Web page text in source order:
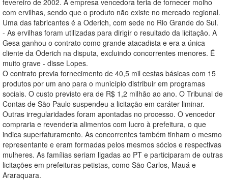
fevereiro de 2002. A empresa vencedora teria de fornecer molho
com ervilhas, sendo que o produto não existe no mercado regional.
Uma das fabricantes é a Oderich, com sede no Rio Grande do Sul.
- As ervilhas foram utilizadas para dirigir o resultado da licitação. A
Gesa ganhou o contrato como grande atacadista e era a única
cliente da Oderich na disputa, excluindo concorrentes menores. É
muito grave - disse Lopes.
O contrato previa fornecimento de 40,5 mil cestas básicas com 15
produtos por um ano para o município distribuir em programas
sociais. O custo previsto era de R$ 1,2 milhão ao ano. O Tribunal de
Contas de São Paulo suspendeu a licitação em caráter liminar.
Outras irregularidades foram apontadas no processo. O vencedor
compraria e revenderia alimentos com lucro à prefeitura, o que
indica superfaturamento. As concorrentes também tinham o mesmo
representante e eram formadas pelos mesmos sócios e respectivas
mulheres. As famílias seriam ligadas ao PT e participaram de outras
licitações em prefeituras petistas, como São Carlos, Mauá e
Araraquara.